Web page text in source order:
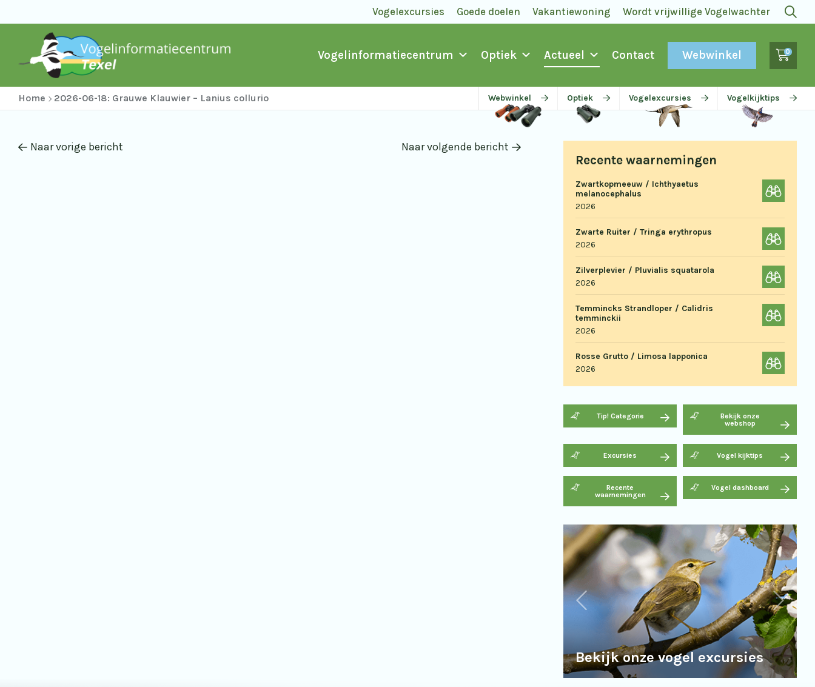
Vogelexcursies Goede doelen Vakantiewoning Wordt vrijwillige Vogelwachter
Vogelinformatiecentrum Optiek Actueel Contact Webwinkel 0
Home 2026-06-18: Grauwe Klauwier – Lanius collurio Webwinkel Optiek Vogelexcursies Vogelkijktips
Recente waarnemingen
Zwartkopmeeuw / Ichthyaetus
melanocephalus
2026
Zwarte Ruiter / Tringa erythropus
2026
Zilverplevier / Pluvialis squatarola
2026
Temmincks Strandloper / Calidris
temminckii
2026
Rosse Grutto / Limosa lapponica
2026
Tip! Categorie
Bekijk onze
webshop
Excursies Vogel kijktips
Recente
waarnemingen
Vogel dashboard
Bekijk onze vogel excursies
Naar vorige bericht Naar volgende bericht